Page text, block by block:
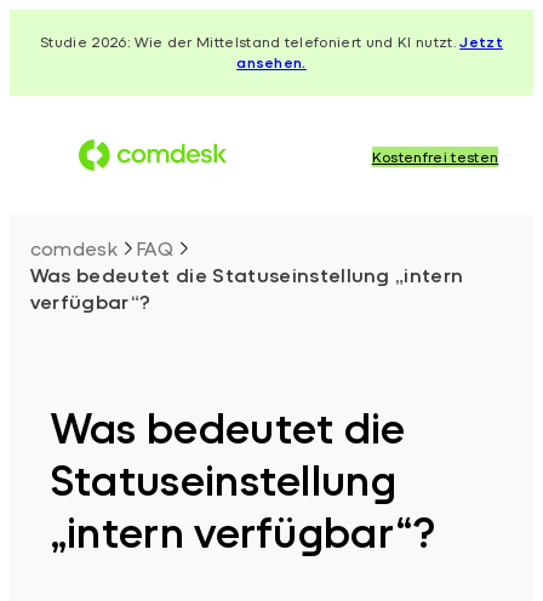
InhaltStudie 2026: Wie der Mittelstand telefoniert und KI nutzt.Jetzt
ansehen.
Kostenfrei testen
comdesk
FAQ
Was bedeutet die Statuseinstellung „intern
verfügbar“?
Was bedeutet die
Statuseinstellung
„intern verfügbar“?